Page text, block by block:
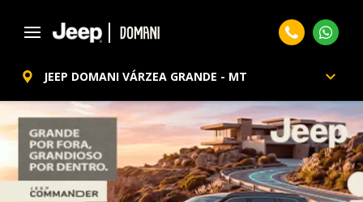
JEEP DOMANI VÁRZEA GRANDE - MT